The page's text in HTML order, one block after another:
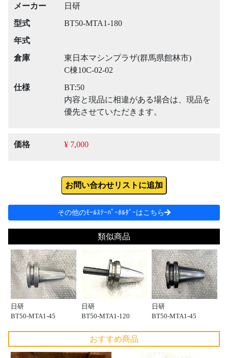
メーカー
日研
型式
BT50-MTA1-180
年式
倉庫
東日本マシンプラザ(群馬県館林市)
C棟10C-02-02
仕様
BT:50
内容と現品に相違がある場合は、現品を
優先させていただきます。
価格 ¥ 7,000
お問い合わせリストに追加
その他のﾓｰﾙｽﾃｰﾊﾟｰﾎﾙﾀﾞｰはこちら
類似商品
日研
BT50-MTA1-45
日研
BT50-MTA1-120
日研
BT50-MTA1-45
おすすめ商品